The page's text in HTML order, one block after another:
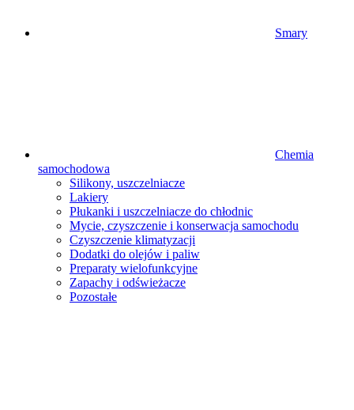
Smary
Chemia
samochodowa
Silikony, uszczelniacze
Lakiery
Płukanki i uszczelniacze do chłodnic
Mycie, czyszczenie i konserwacja samochodu
Czyszczenie klimatyzacji
Dodatki do olejów i paliw
Preparaty wielofunkcyjne
Zapachy i odświeżacze
Pozostałe